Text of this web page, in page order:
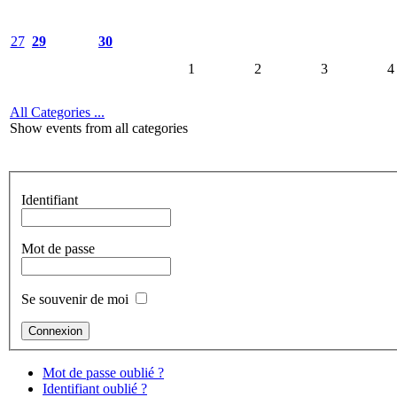
27 29
30
1
2 3 4
All Categories ...
Show events from all categories
Identifiant
Mot de passe
Se souvenir de moi
Mot de passe oublié ?
Identifiant oublié ?